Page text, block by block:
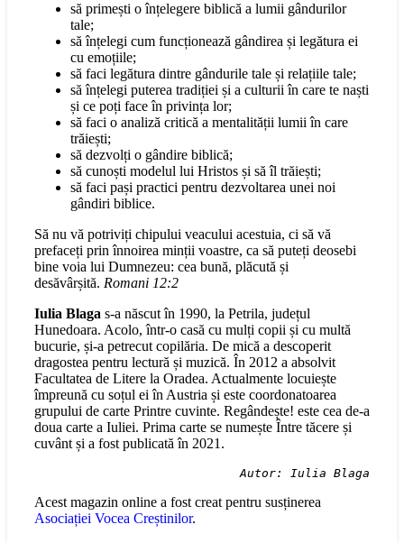
să primești o înțelegere biblică a lumii gândurilor
tale;
să înțelegi cum funcționează gândirea și legătura ei
cu emoțiile;
să faci legătura dintre gândurile tale și relațiile tale;
să înțelegi puterea tradiției și a culturii în care te naști
și ce poți face în privința lor;
să faci o analiză critică a mentalității lumii în care
trăiești;
să dezvolți o gândire biblică;
să cunoști modelul lui Hristos și să îl trăiești;
să faci pași practici pentru dezvoltarea unei noi
gândiri biblice.
Să nu vă potriviți chipului veacului acestuia, ci să vă
prefaceți prin înnoirea minții voastre, ca să puteți deosebi
bine voia lui Dumnezeu: cea bună, plăcută și
desăvârșită. Romani 12:2
Iulia Blaga s-a născut în 1990, la Petrila, județul
Hunedoara. Acolo, într-o casă cu mulți copii și cu multă
bucurie, și-a petrecut copilăria. De mică a descoperit
dragostea pentru lectură și muzică. În 2012 a absolvit
Facultatea de Litere la Oradea. Actualmente locuiește
împreună cu soțul ei în Austria și este coordonatoarea
grupului de carte Printre cuvinte. Regândește! este cea de-a
doua carte a Iuliei. Prima carte se numește Între tăcere și
cuvânt și a fost publicată în 2021.
Autor: Iulia Blaga
Acest magazin online a fost creat pentru susținerea
Asociației Vocea Creștinilor.